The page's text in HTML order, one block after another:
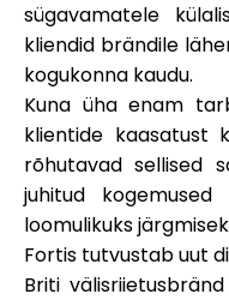
sügavamatele
kliendid brändile
kogukonna kaudu.
Kuna üha enam
klientide kaasatust
rõhutavad sellised
juhitud
loomulikuks
Fortis tutvustab uut
Briti välisriietusbränd